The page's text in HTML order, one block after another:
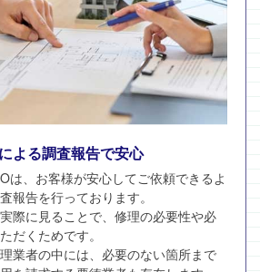
よる調査報告で安心
は、お客様が安心してご依頼できるよ
報告を行っております。
際に見ることで、修理の必要性や必
だくためです。
業者の中には、必要のない箇所まで